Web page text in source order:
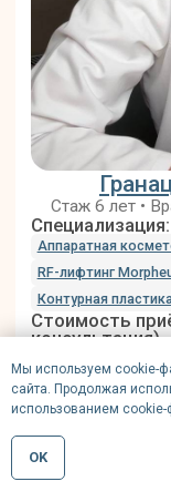
Мы используем cookie-
сайта. Продолжая
использованием cookie-
OK